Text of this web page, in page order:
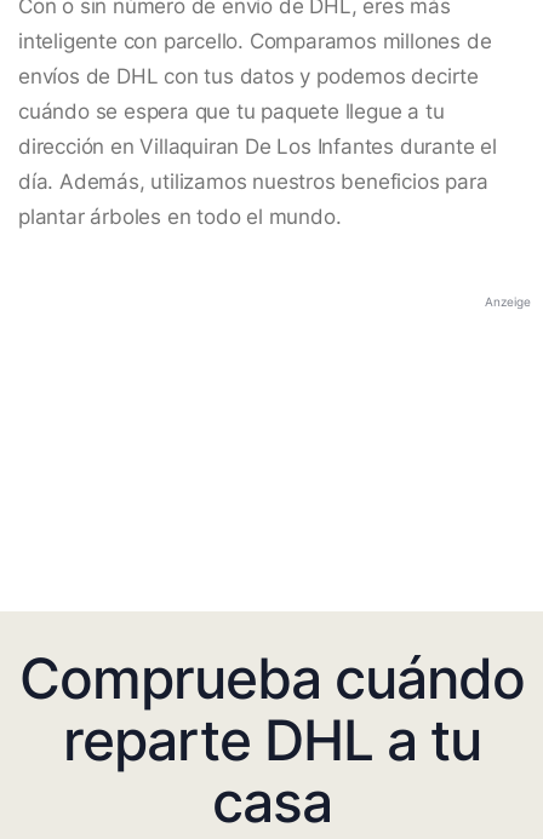
Con o sin número de envío de DHL, eres más
inteligente con parcello. Comparamos millones de
envíos de DHL con tus datos y podemos decirte
cuándo se espera que tu paquete llegue a tu
dirección en Villaquiran De Los Infantes durante el
día. Además, utilizamos nuestros beneficios para
plantar árboles en todo el mundo.
Anzeige
Comprueba cuándo
reparte DHL a tu
casa